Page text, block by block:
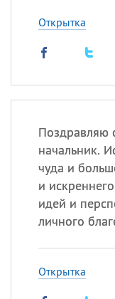
Открытка
Поздравляю
начальник.
чуда и
и
идей и
личного
Открытка